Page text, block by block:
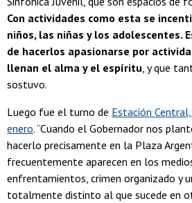
Con actividades como esta se
niños, las niñas y los adolescentes.
de hacerlos apasionarse por
llenan el alma y el espíritu, y que
sostuvo.
Luego fue el turno de Estación
enero. “Cuando el Gobernador nos
hacerlo precisamente en la Plaza
frecuentemente aparecen en los
enfrentamientos, crimen organizado y
totalmente distinto al que sucede en